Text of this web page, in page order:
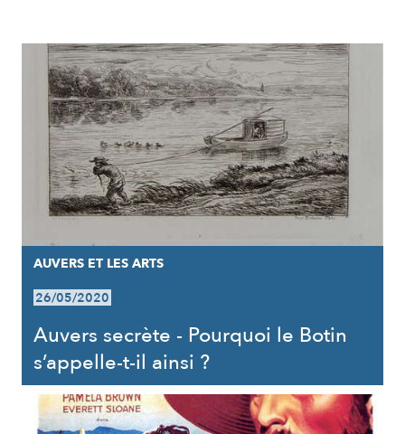
RÉSULTATS
AUVERS ET LES ARTS
26/05/2020
Auvers secrète - Pourquoi le Botin
s’appelle-t-il ainsi ?